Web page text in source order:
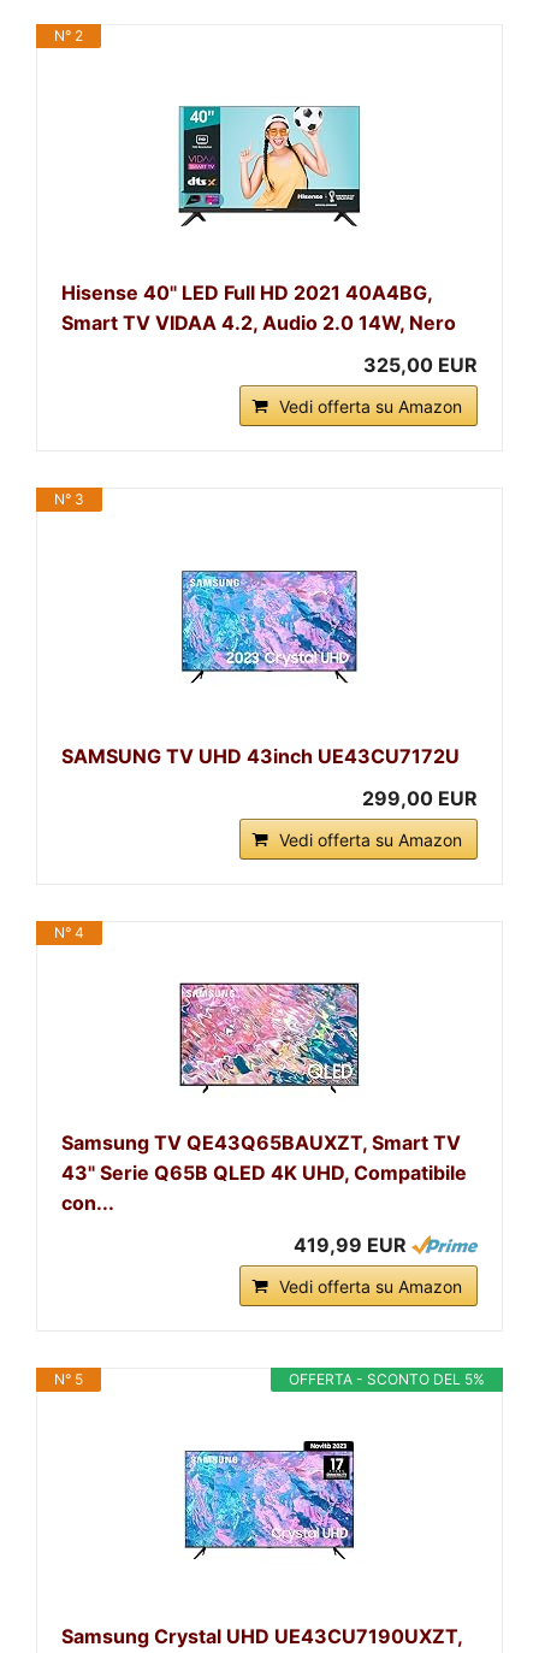
N° 2
Hisense 40" LED Full HD 2021 40A4BG,
Smart TV VIDAA 4.2, Audio 2.0 14W, Nero
325,00 EUR
Vedi offerta su Amazon
N° 3
SAMSUNG TV UHD 43inch UE43CU7172U
299,00 EUR
Vedi offerta su Amazon
N° 4
Samsung TV QE43Q65BAUXZT, Smart TV
43" Serie Q65B QLED 4K UHD, Compatibile
con...
419,99 EUR
Vedi offerta su Amazon
OFFERTA - SCONTO DEL 5%
N° 5
Samsung Crystal UHD UE43CU7190UXZT,